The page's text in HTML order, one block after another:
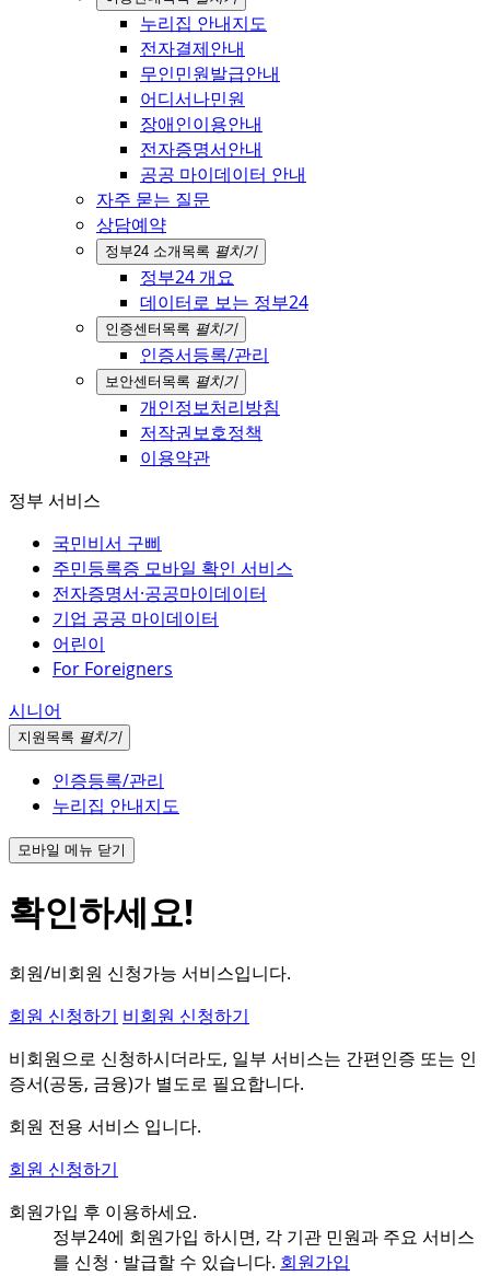
누리집 안내지도
전자결제안내
무인민원발급안내
어디서나민원
장애인이용안내
전자증명서안내
공공 마이데이터 안내
자주 묻는 질문
상담예약
정부24 소개 목록 펼치기
정부24 개요
데이터로 보는 정부24
인증센터 목록 펼치기
인증서등록/관리
보안센터 목록 펼치기
개인정보처리방침
저작권보호정책
이용약관
정부 서비스
국민비서 구삐
주민등록증 모바일 확인 서비스
전자증명서·공공마이데이터
기업 공공 마이데이터
어린이
For Foreigners
시니어
지원 목록 펼치기
인증등록/관리
누리집 안내지도
모바일 메뉴 닫기
확인하세요!
회원/비회원 신청가능 서비스입니다.
회원 신청하기 비회원 신청하기
비회원으로 신청하시더라도, 일부 서비스는 간편인증 또는 인
증서(공동, 금융)가 별도로 필요합니다.
회원 전용 서비스 입니다.
회원 신청하기
회원가입 후 이용하세요.
정부24에 회원가입 하시면, 각 기관 민원과 주요 서비스
를 신청 · 발급할 수 있습니다. 회원가입